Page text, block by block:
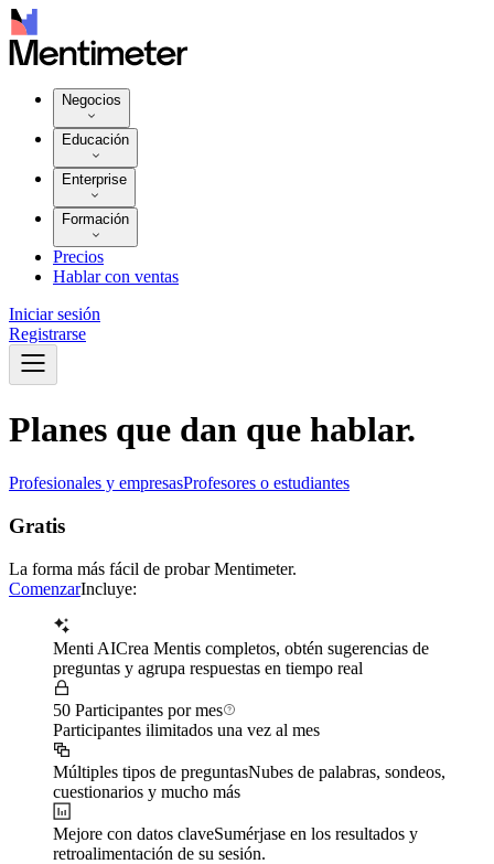
Negocios
Educación
Enterprise
Formación
Precios
Hablar con ventas
Iniciar sesión
Registrarse
Planes que dan que hablar.
Profesionales y empresasProfesores o estudiantes
Gratis
La forma más fácil de probar Mentimeter.
ComenzarIncluye:
Menti AICrea Mentis completos, obtén sugerencias de
preguntas y agrupa respuestas en tiempo real
50 Participantes por mes
Participantes ilimitados una vez al mes
Múltiples tipos de preguntasNubes de palabras, sondeos,
cuestionarios y mucho más
Mejore con datos claveSumérjase en los resultados y
retroalimentación de su sesión.